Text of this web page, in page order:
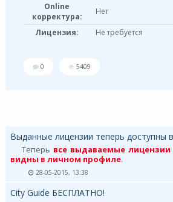
Online
корректура:
Нет
Лицензия: Не требуется
0 5409
Выданные лицензии теперь доступны
Теперь все выдаваемые лицензии
видны в личном профиле.
28-05-2015, 13:38
City Guide БЕСПЛАТНО!